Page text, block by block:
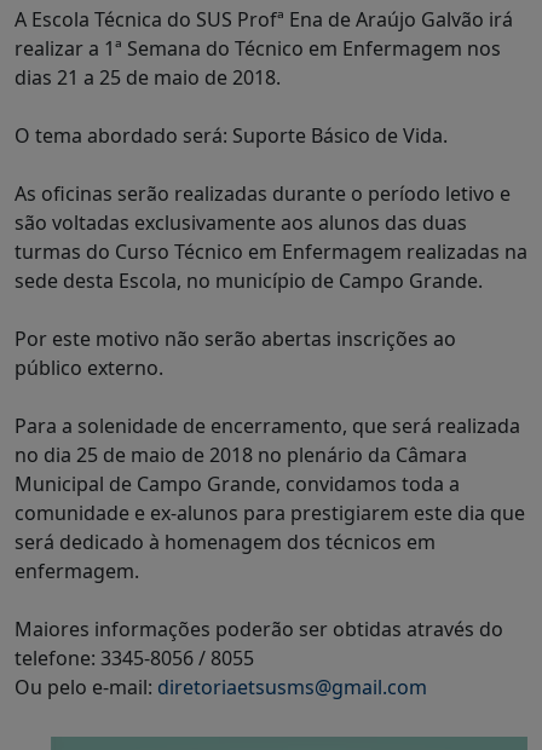
A Escola Técnica do SUS Profª Ena de Araújo Galvão irá
realizar a 1ª Semana do Técnico em Enfermagem nos
dias 21 a 25 de maio de 2018.
O tema abordado será: Suporte Básico de Vida.
As oficinas serão realizadas durante o período letivo e
são voltadas exclusivamente aos alunos das duas
turmas do Curso Técnico em Enfermagem realizadas na
sede desta Escola, no município de Campo Grande.
Por este motivo não serão abertas inscrições ao
público externo.
Para a solenidade de encerramento, que será realizada
no dia 25 de maio de 2018 no plenário da Câmara
Municipal de Campo Grande, convidamos toda a
comunidade e ex-alunos para prestigiarem este dia que
será dedicado à homenagem dos técnicos em
enfermagem.
Maiores informações poderão ser obtidas através do
telefone: 3345-8056 / 8055
Ou pelo e-mail: diretoriaetsusms@gmail.com